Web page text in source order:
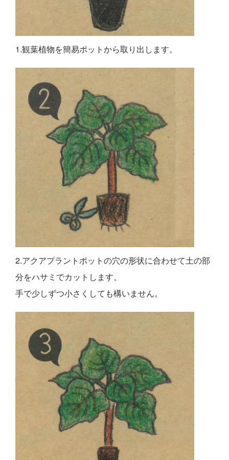
1.観葉植物を簡易ポットから取り出します。
2.アクアプラントポットの穴の形状に合わせて土の部
分をハサミでカットします。
手で少しずつ小さくしても構いません。